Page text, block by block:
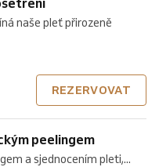
naše pleť přirozeně
REZERVOVAT
peelingem
a sjednocením pleti,...